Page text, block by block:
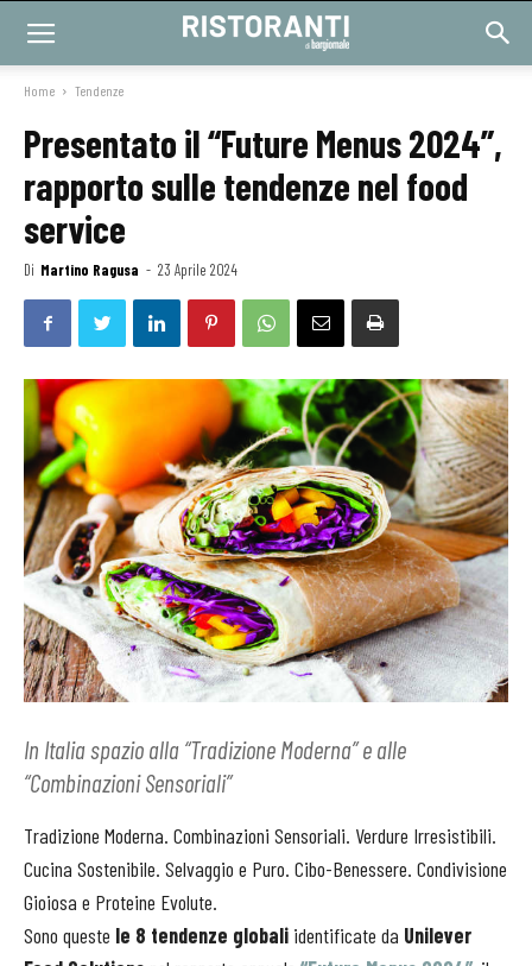
Home Tendenze
Presentato il “Future Menus 2024”,
rapporto sulle tendenze nel food
service
Di Martino Ragusa - 23 Aprile 2024
In Italia spazio alla “Tradizione Moderna” e alle
“Combinazioni Sensoriali”
Tradizione Moderna. Combinazioni Sensoriali. Verdure Irresistibili.
Cucina Sostenibile. Selvaggio e Puro. Cibo-Benessere. Condivisione
Gioiosa e Proteine Evolute.
Sono queste le 8 tendenze globali identificate da Unilever